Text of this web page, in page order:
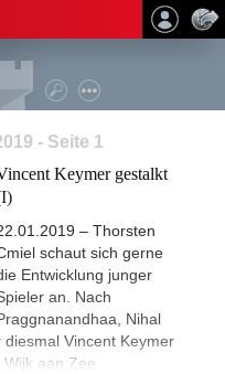
- Seite 1
Keymer gestalkt
– Thorsten
schaut sich gerne
Entwicklung junger
an. Nach
Nihal
Vincent Keymer
aan Zee